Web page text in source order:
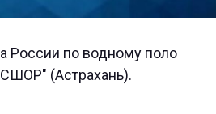
России по водному поло
(Астрахань).